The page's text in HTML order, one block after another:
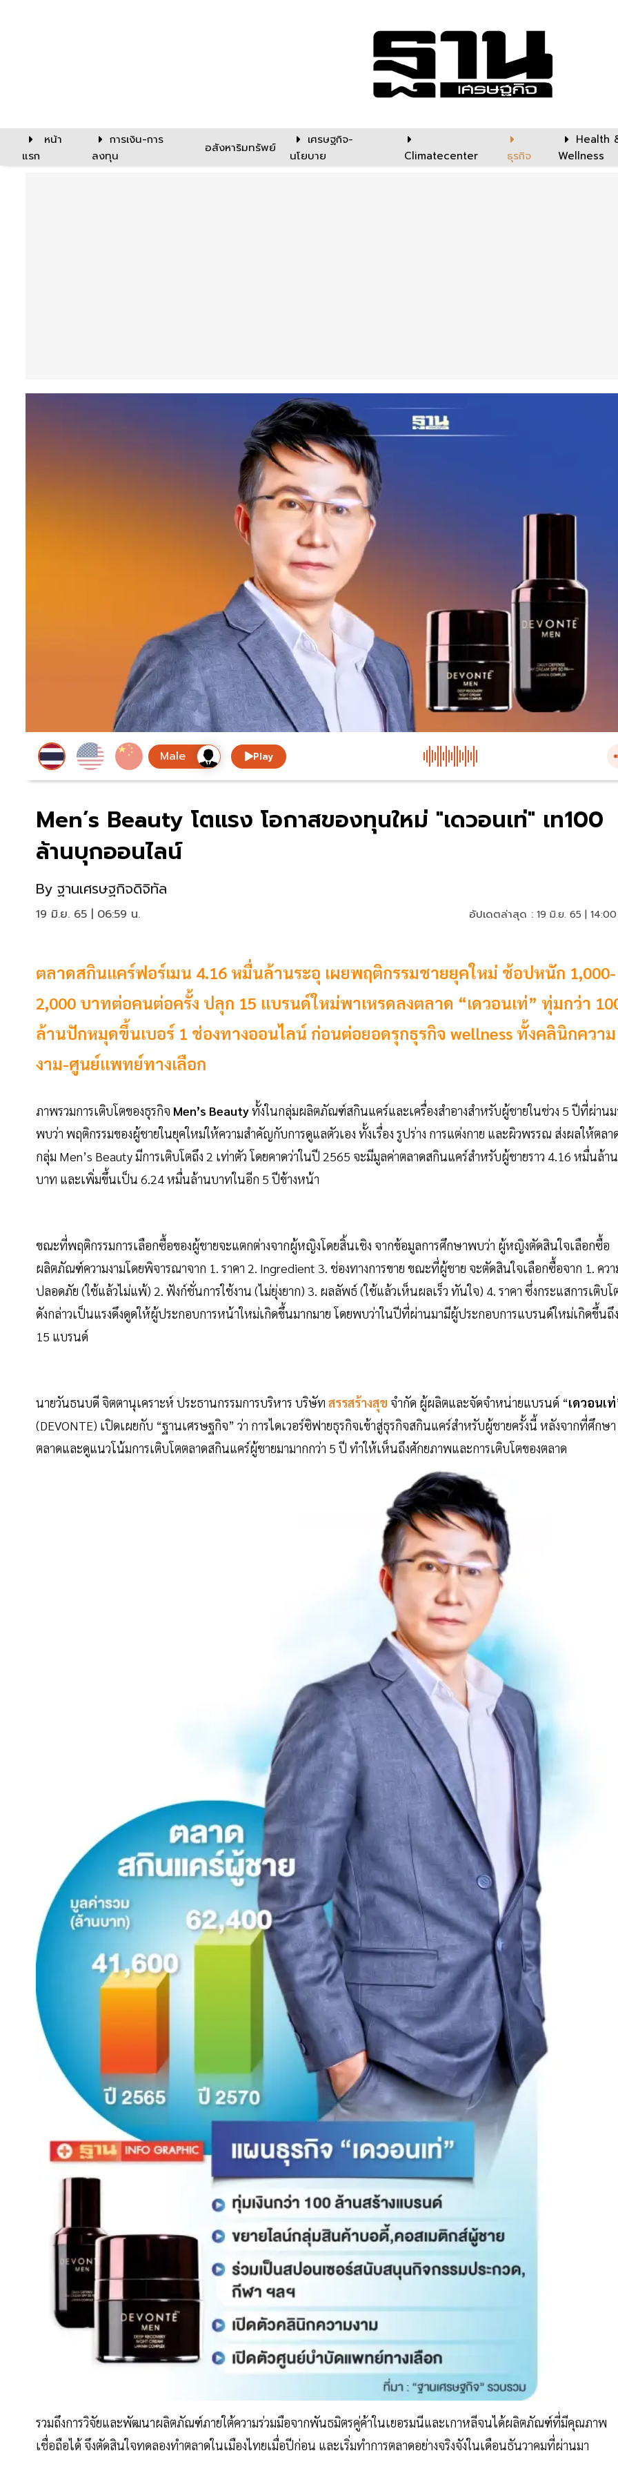
หน้า
แรก
การเงิน-การ
ลงทุน
อสังหาริมทรัพย์
เศรษฐกิจ-
นโยบาย
Climatecenter ธุรกิจ
Health
Wellness
Play
Men’s Beauty โตแรง โอกาสของทุนใหม่ "เดวอนเท่" เท100
ล้านบุกออนไลน์
By ฐานเศรษฐกิจดิจิทัล
19 มิ.ย. 65 | 06:59 น. อัปเดตล่าสุด : 19 มิ.ย. 65 |
ตลาดสกินแคร์ฟอร์เมน 4.16 หมื่นล้านระอุ เผยพฤติกรรมชายยุคใหม่ ช้อปหนัก 1,000-
2,000 บาทต่อคนต่อครั้ง ปลุก 15 แบรนด์ใหม่พาเหรดลงตลาด “เดวอนเท่” ทุ่มกว่า
ล้านปักหมุดขึ้นเบอร์ 1 ช่องทางออนไลน์ ก่อนต่อยอดรุกธุรกิจ wellness ทั้งคลินิกความ
งาม-ศูนย์แพทย์ทางเลือก
ภาพรวมการเติบโตของธุรกิจ Men’s Beautyทั้งในกลุ่มผลิตภัณฑ์สกินแคร์และเครื่องสำอางสำหรับผู้ชายในช่วง 5 ปีที่ผ่าน
พบว่า พฤติกรรมของผู้ชายในยุคใหม่ให้ความสำคัญกับการดูแลตัวเอง ทั้งเรื่อง รูปร่าง การแต่งกาย และผิวพรรณ ส่งผลให้ตลา
กลุ่ม Men’s Beauty มีการเติบโตถึง 2 เท่าตัว โดยคาดว่าในปี 2565 จะมีมูลค่าตลาดสกินแคร์สำหรับผู้ชายราว 4.16 หมื่นล้าน
บาท และเพิ่มขึ้นเป็น 6.24 หมื่นล้านบาทในอีก 5 ปีข้างหน้า
ขณะที่พฤติกรรมการเลือกซื้อของผู้ชายจะแตกต่างจากผู้หญิงโดยสิ้นเชิง จากข้อมูลการศึกษาพบว่า ผู้หญิงตัดสินใจเลือกซื้อ
ผลิตภัณฑ์ความงามโดยพิจารณาจาก 1. ราคา 2. Ingredient 3. ช่องทางการขาย ขณะที่ผู้ชาย จะตัดสินใจเลือกซื้อจาก 1. คว
ปลอดภัย (ใช้แล้วไม่แพ้) 2. ฟังก์ชั่นการใช้งาน (ไม่ยุ่งยาก) 3. ผลลัพธ์ (ใช้แล้วเห็นผลเร็ว ทันใจ) 4. ราคา ซึ่งกระแสการเติบโ
ดังกล่าวเป็นแรงดึงดูดให้ผู้ประกอบการหน้าใหม่เกิดขึ้นมากมาย โดยพบว่าในปีที่ผ่านมามีผู้ประกอบการแบรนด์ใหม่เกิดขึ้นถึง
15 แบรนด์
นายวันธนบดี จิตตานุเคราะห์ ประธานกรรมการบริหาร บริษัท สรรสร้างสุข จำกัด ผู้ผลิตและจัดจำหน่ายแบรนด์ “เดวอนเท่
(DEVONTE) เปิดเผยกับ “ฐานเศรษฐกิจ” ว่า การไดเวอร์ซิฟายธุรกิจเข้าสู่ธุรกิจสกินแคร์สำหรับผู้ชายครั้งนี้ หลังจากที่ศึกษา
ตลาดและดูแนวโน้มการเติบโตตลาดสกินแคร์ผู้ชายมามากกว่า 5 ปี ทำให้เห็นถึงศักยภาพและการเติบโตของตลาด
รวมถึงการวิจัยและพัฒนาผลิตภัณฑ์ภายใต้ความร่วมมือจากพันธมิตรคู่ค้าในเยอรมนีและเกาหลีจนได้ผลิตภัณฑ์ที่มีคุณภาพ
เชื่อถือได้ จึงตัดสินใจทดลองทำตลาดในเมืองไทยเมื่อปีก่อน และเริ่มทำการตลาดอย่างจริงจังในเดือนธันวาคมที่ผ่านมา